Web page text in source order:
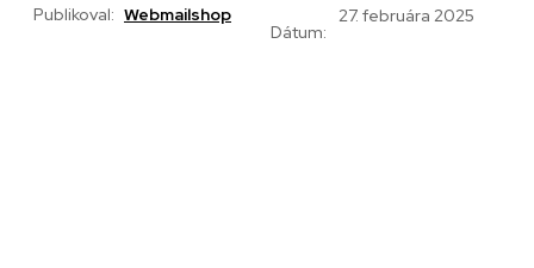
Publikoval: Webmailshop
Dátum:
27. februára 2025